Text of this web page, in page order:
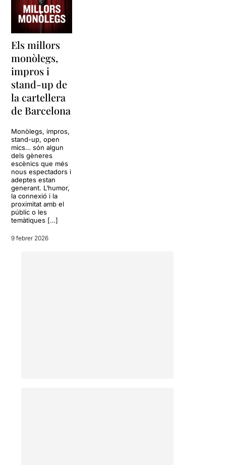
Els millors
monòlegs,
impros i
stand-up de
la cartellera
de Barcelona
Monòlegs, impros,
stand-up, open
mics… són algun
dels gèneres
escènics que més
nous espectadors i
adeptes estan
generant. L’humor,
la connexió i la
proximitat amb el
públic o les
temàtiques […]
9 febrer 2026